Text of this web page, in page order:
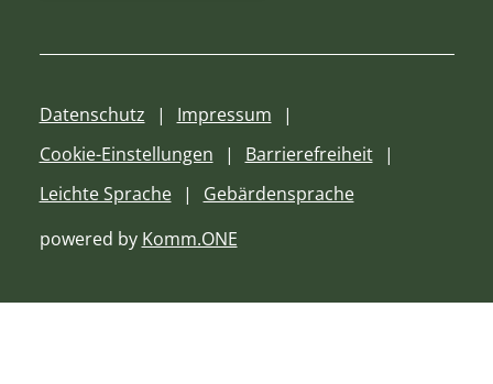
Datenschutz
Impressum
Cookie-Einstellungen
Barrierefreiheit
Leichte Sprache
Gebärdensprache
powered by Komm.ONE